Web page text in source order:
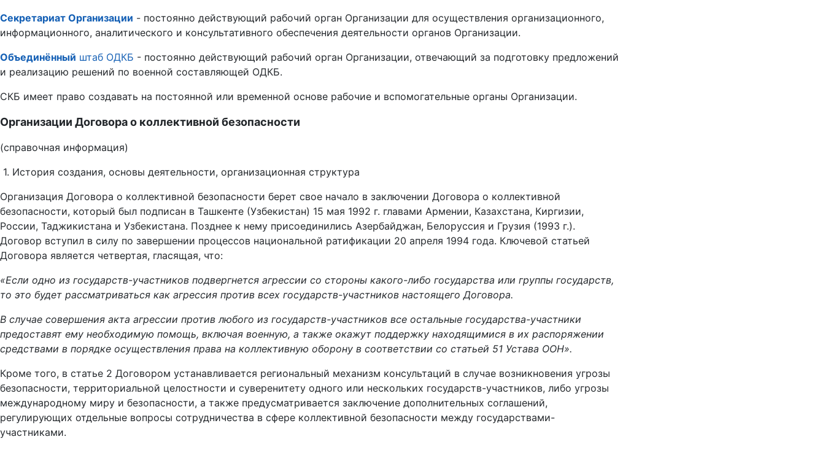
Секретариат Организации - постоянно действующий рабочий орган Организации для осуществления организационного,
информационного, аналитического и консультативного обеспечения деятельности органов Организации.
Объединённый штаб ОДКБ - постоянно действующий рабочий орган Организации, отвечающий за подготовку предложений
и реализацию решений по военной составляющей ОДКБ.
СКБ имеет право создавать на постоянной или временной основе рабочие и вспомогательные органы Организации.
Организации Договора о коллективной безопасности
(справочная информация)
1. История создания, основы деятельности, организационная структура
Организация Договора о коллективной безопасности берет свое начало в заключении Договора о коллективной
безопасности, который был подписан в Ташкенте (Узбекистан) 15 мая 1992 г. главами Армении, Казахстана, Киргизии,
России, Таджикистана и Узбекистана. Позднее к нему присоединились Азербайджан, Белоруссия и Грузия (1993 г.).
Договор вступил в силу по завершении процессов национальной ратификации 20 апреля 1994 года. Ключевой статьей
Договора является четвертая, гласящая, что:
«Если одно из государств-участников подвергнется агрессии со стороны какого-либо государства или группы государств,
то это будет рассматриваться как агрессия против всех государств-участников настоящего Договора.
В случае совершения акта агрессии против любого из государств-участников все остальные государства-участники
предоставят ему необходимую помощь, включая военную, а также окажут поддержку находящимися в их распоряжении
средствами в порядке осуществления права на коллективную оборону в соответствии со статьей 51 Устава ООН».
Кроме того, в статье 2 Договором устанавливается региональный механизм консультаций в случае возникновения угрозы
безопасности, территориальной целостности и суверенитету одного или нескольких государств-участников, либо угрозы
международному миру и безопасности, а также предусматривается заключение дополнительных соглашений,
регулирующих отдельные вопросы сотрудничества в сфере коллективной безопасности между государствами-
участниками.